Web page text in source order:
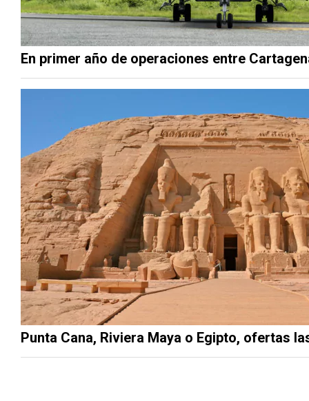
En primer año de operaciones entre
Punta Cana, Riviera Maya o Egipto, ofertas